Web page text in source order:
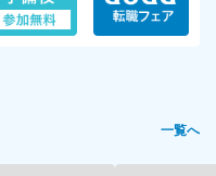
一覧へ